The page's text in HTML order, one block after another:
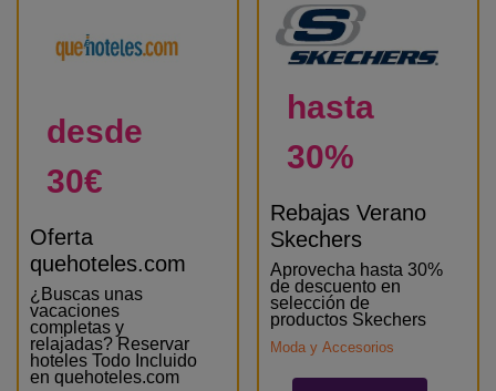
desde
30€
Oferta
quehoteles.com
¿Buscas unas
vacaciones
completas y
relajadas? Reservar
hoteles Todo Incluido
en quehoteles.com
hasta
30%
Rebajas Verano
Skechers
Aprovecha hasta 30%
de descuento en
selección de
productos Skechers
Moda y Accesorios